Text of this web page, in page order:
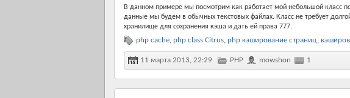
В данном примере мы посмотрим как работает мой небольшой класс
данные мы будем в обычных текстовых файлах. Класс не требует
хранилище для сохранения кэша и дать ей права 777.
php cache, php class Citrus, php кэширование страниц,
11 марта 2013, 22:29 PHP mowshon 1